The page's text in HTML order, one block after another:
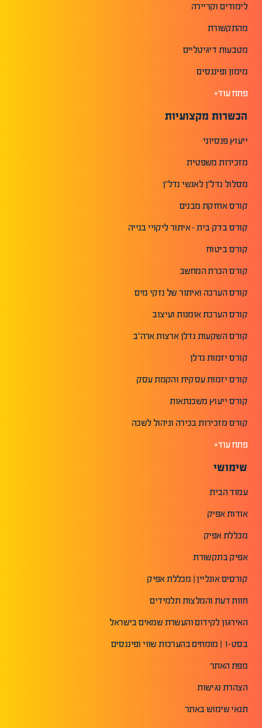
לימודים וקריירה
מהתקשורת
מטבעות דיגיטליים
מימון ופיננסים
פתח עוד+
הכשרות מקצועיות
ייעוץ פנסיוני
מזכירות משפטית
מסלול נדל"ן לאנשי נדל"ן
קורס אחזקת מבנים
קורס בדק בית - איתור ליקויי בנייה
קורס ביטוח
קורס הכרת המחשב
קורס הערכה ואיתור של נזקי מים
קורס הערכת אומנות ועיצוב
קורס השקעות נדלן ארצות ארה"ב
קורס יזמות נדלן
קורס יזמות עסקית והקמת עסק
קורס ייעוץ משכנתאות
קורס מזכירות בכירה וניהול לשכה
פתח עוד+
שימושי
עמוד הבית
אודות אפיק
מכללת אפיק
אפיק בתקשורת
קורסים אונליין | מכללת אפיק
חוות דעת והמלצות תלמידים
האירגון לקידום והעשרת שמאים בישראל
בסט-1 | מומחים בהערכות שווי ופיננסים
מפת האתר
הצהרת נגישות
תנאי שימוש באתר